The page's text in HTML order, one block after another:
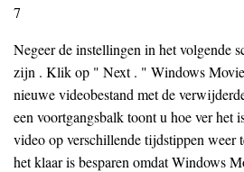
7
Negeer de instellingen in het volgende
zijn . Klik op " Next . " Windows
nieuwe videobestand met de
een voortgangsbalk toont u hoe ver het
video op verschillende tijdstippen weer
het klaar is besparen omdat Windows